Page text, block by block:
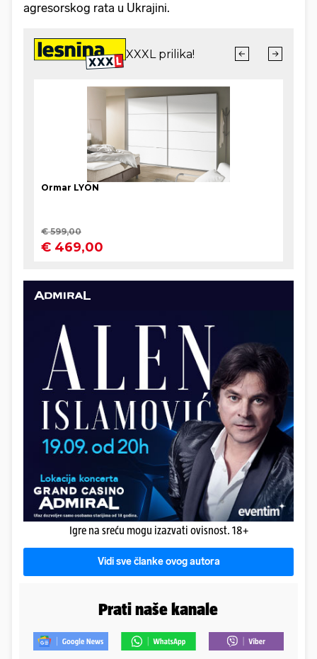
agresorskog rata u Ukrajini.
Igre na sreću mogu izazvati ovisnost. 18+
Vidi sve članke ovog autora
Prati naše kanale